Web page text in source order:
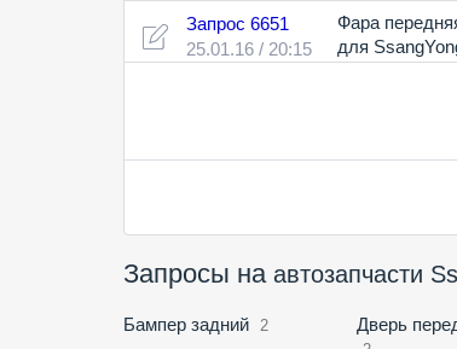
Запрос 6651
25.01.16 / 20:15
Фара
для
Запросы на автозапчасти
Бампер задний 2 Дверь